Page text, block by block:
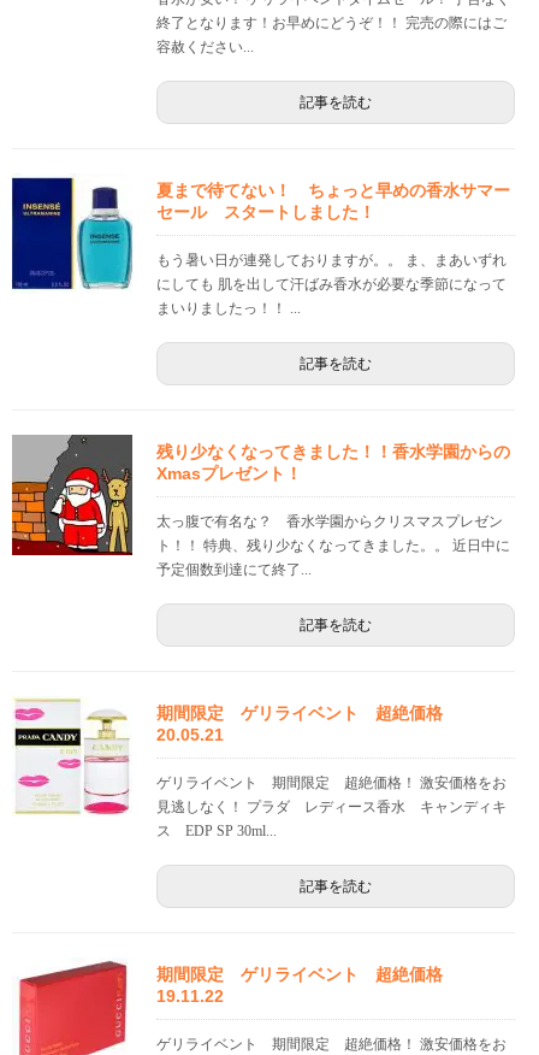
終了となります！お早めにどうぞ！！ 完売の際にはご
容赦ください...
記事を読む
夏まで待てない！ ちょっと早めの香水サマー
セール スタートしました！
もう暑い日が連発しておりますが。。 ま、まあいずれ
にしても 肌を出して汗ばみ香水が必要な季節になって
まいりましたっ！！ ...
記事を読む
残り少なくなってきました！！香水学園からの
Xmasプレゼント！
太っ腹で有名な？ 香水学園からクリスマスプレゼン
ト！！ 特典、残り少なくなってきました。。 近日中に
予定個数到達にて終了...
記事を読む
期間限定 ゲリライベント 超絶価格
20.05.21
ゲリライベント 期間限定 超絶価格！ 激安価格をお
見逃しなく！ プラダ レディース香水 キャンディキ
ス EDP SP 30ml...
記事を読む
期間限定 ゲリライベント 超絶価格
19.11.22
ゲリライベント 期間限定 超絶価格！ 激安価格をお